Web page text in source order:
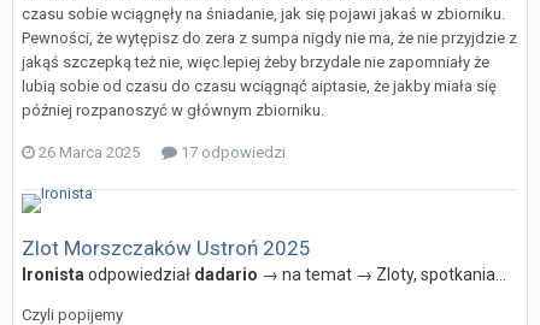
czasu sobie wciągnęły na śniadanie, jak się pojawi jakaś w zbiorniku.
Pewności, że wytępisz do zera z sumpa nigdy nie ma, że nie przyjdzie z
jakąś szczepką też nie, więc lepiej żeby brzydale nie zapomniały że
lubią sobie od czasu do czasu wciągnąć aiptasie, że jakby miała się
później rozpanoszyć w głównym zbiorniku.
26 Marca 2025 17 odpowiedzi
Zlot Morszczaków Ustroń 2025
Ironista odpowiedział dadario → na temat → Zloty, spotkania...
Czyli popijemy